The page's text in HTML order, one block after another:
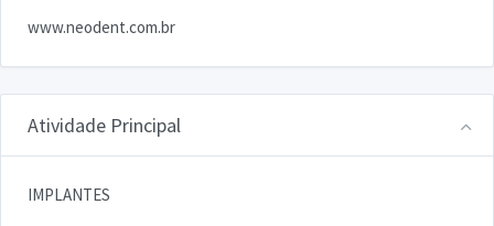
www.neodent.com.br
Atividade Principal
IMPLANTES